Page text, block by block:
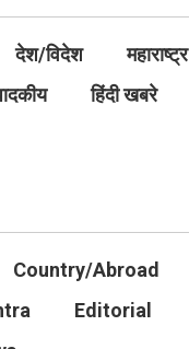
देश/विदेश
महाराष्ट्र
हिंदी खबरे
Country/Abroad
Editorial